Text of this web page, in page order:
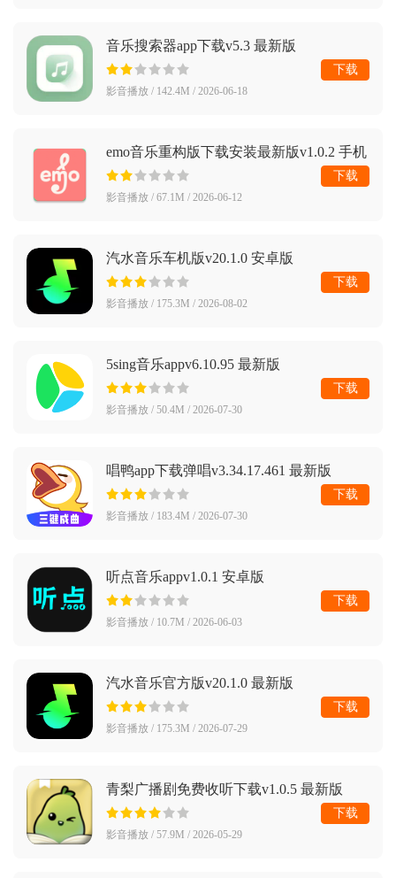
音乐搜索器app下载v5.3 最新版
影音播放 / 142.4M / 2026-06-18
下载
emo音乐重构版下载安装最新版v1.0.2 手机
版
影音播放 / 67.1M / 2026-06-12
下载
汽水音乐车机版v20.1.0 安卓版
影音播放 / 175.3M / 2026-08-02
下载
5sing音乐appv6.10.95 最新版
影音播放 / 50.4M / 2026-07-30
下载
唱鸭app下载弹唱v3.34.17.461 最新版
影音播放 / 183.4M / 2026-07-30
下载
听点音乐appv1.0.1 安卓版
影音播放 / 10.7M / 2026-06-03
下载
汽水音乐官方版v20.1.0 最新版
影音播放 / 175.3M / 2026-07-29
下载
青梨广播剧免费收听下载v1.0.5 最新版
影音播放 / 57.9M / 2026-05-29
下载